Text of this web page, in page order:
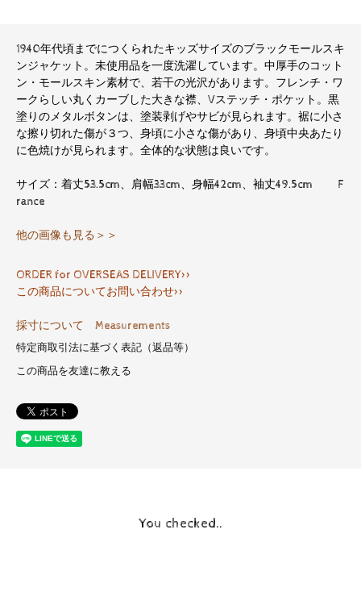
1940年代頃までにつくられたキッズサイズのブラックモールスキ
ンジャケット。未使用品を一度洗濯しています。中厚手のコット
ン・モールスキン素材で、若干の光沢があります。フレンチ・ワ
ークらしい丸くカーブした大きな襟、Vステッチ・ポケット。黒
塗りのメタルボタンは、塗装剥げやサビが見られます。裾に小さ
な擦り切れた傷が３つ、身頃に小さな傷があり、身頃中央あたり
に色焼けが見られます。全体的な状態は良いです。
サイズ：着丈53.5cm、肩幅33cm、身幅42cm、袖丈49.5cm F
rance
他の画像も見る＞＞
ORDER for OVERSEAS DELIVERY>>
この商品についてお問い合わせ>>
採寸について Measurements
特定商取引法に基づく表記（返品等）
この商品を友達に教える
You checked..